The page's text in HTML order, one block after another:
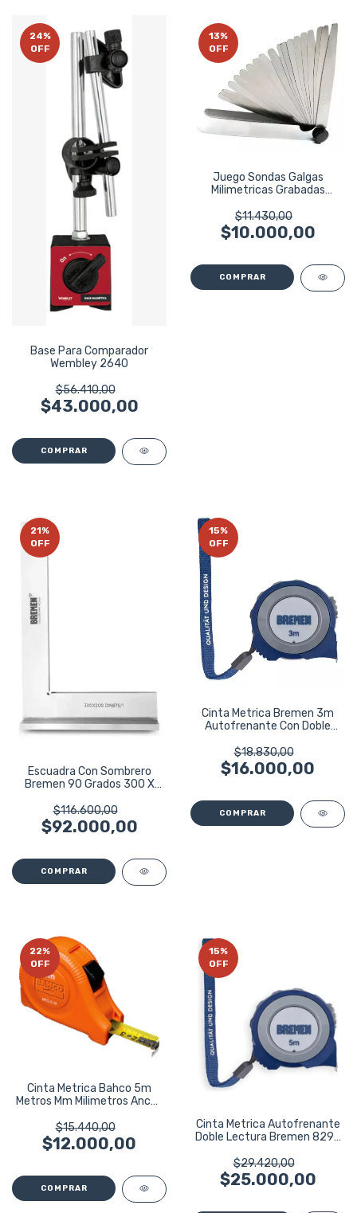
24%
OFF
Base Para Comparador
Wembley 2640
$56.410,00
$43.000,00
13%
OFF
Juego Sondas Galgas
Milimetricas Grabadas
$11.430,00
$10.000,00
21%
OFF
Escuadra Con Sombrero
Bremen 90 Grados 300 X
$116.600,00
$92.000,00
15%
OFF
Cinta Metrica Bremen 3m
Autofrenante Con Doble
$18.830,00
$16.000,00
22%
OFF
Cinta Metrica Bahco 5m
Metros Mm Milimetros Ancho
$15.440,00
$12.000,00
15%
OFF
Cinta Metrica Autofrenante
Doble Lectura Bremen 8294
$29.420,00
$25.000,00